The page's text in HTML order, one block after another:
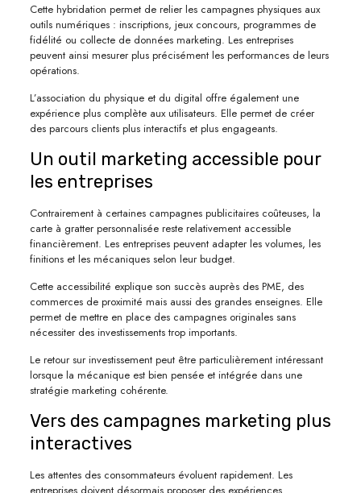
Cette hybridation permet de relier les campagnes physiques aux
outils numériques : inscriptions, jeux concours, programmes de
fidélité ou collecte de données marketing. Les entreprises
peuvent ainsi mesurer plus précisément les performances de leurs
opérations.
L’association du physique et du digital offre également une
expérience plus complète aux utilisateurs. Elle permet de créer
des parcours clients plus interactifs et plus engageants.
Un outil marketing accessible pour
les entreprises
Contrairement à certaines campagnes publicitaires coûteuses, la
carte à gratter personnalisée reste relativement accessible
financièrement. Les entreprises peuvent adapter les volumes, les
finitions et les mécaniques selon leur budget.
Cette accessibilité explique son succès auprès des PME, des
commerces de proximité mais aussi des grandes enseignes. Elle
permet de mettre en place des campagnes originales sans
nécessiter des investissements trop importants.
Le retour sur investissement peut être particulièrement intéressant
lorsque la mécanique est bien pensée et intégrée dans une
stratégie marketing cohérente.
Vers des campagnes marketing plus
interactives
Les attentes des consommateurs évoluent rapidement. Les